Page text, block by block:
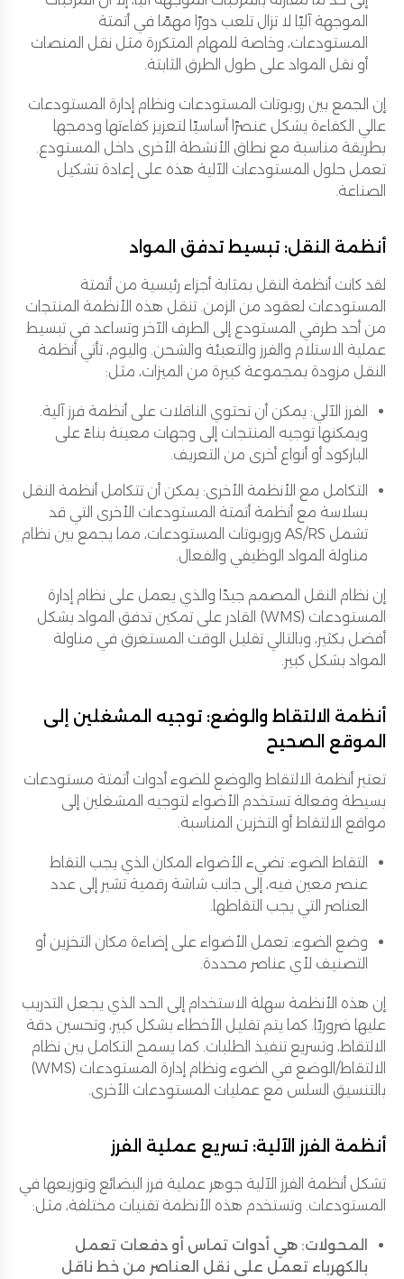
الموجهة آليًا لا تزال تلعب دورًا مهمًا في أتمتة
المستودعات، وخاصة للمهام المتكررة مثل نقل المنصات
أو نقل المواد على طول الطرق الثابتة.
إن الجمع بين روبوتات المستودعات ونظام إدارة المستودعات
عالي الكفاءة يشكل عنصرًا أساسيًا لتعزيز كفاءتها ودمجها
بطريقة مناسبة مع نطاق الأنشطة الأخرى داخل المستودع.
تعمل حلول المستودعات الآلية هذه على إعادة تشكيل
الصناعة.
أنظمة النقل: تبسيط تدفق المواد
لقد كانت أنظمة النقل بمثابة أجزاء رئيسية من أتمتة
المستودعات لعقود من الزمن. تنقل هذه الأنظمة المنتجات
من أحد طرفي المستودع إلى الطرف الآخر وتساعد في تبسيط
عملية الاستلام والفرز والتعبئة والشحن. واليوم، تأتي أنظمة
النقل مزودة بمجموعة كبيرة من الميزات، مثل:
الفرز الآلي: يمكن أن تحتوي الناقلات على أنظمة فرز آلية.
ويمكنها توجيه المنتجات إلى وجهات معينة بناءً على
الباركود أو أنواع أخرى من التعريف.
التكامل مع الأنظمة الأخرى: يمكن أن تتكامل أنظمة النقل
بسلاسة مع أنظمة أتمتة المستودعات الأخرى التي قد
تشمل AS/RS وروبوتات المستودعات، مما يجمع بين نظام
مناولة المواد الوظيفي والفعال.
إن نظام النقل المصمم جيدًا والذي يعمل على نظام إدارة
المستودعات (WMS) القادر على تمكين تدفق المواد بشكل
أفضل بكثير، وبالتالي تقليل الوقت المستغرق في مناولة
المواد بشكل كبير.
أنظمة الالتقاط والوضع: توجيه المشغلين إلى
الموقع الصحيح
تعتبر أنظمة الالتقاط والوضع للضوء أدوات أتمتة مستودعات
بسيطة وفعالة تستخدم الأضواء لتوجيه المشغلين إلى
مواقع الالتقاط أو التخزين المناسبة.
التقاط الضوء: تضيء الأضواء المكان الذي يجب التقاط
عنصر معين فيه، إلى جانب شاشة رقمية تشير إلى عدد
العناصر التي يجب التقاطها.
وضع الضوء: تعمل الأضواء على إضاءة مكان التخزين أو
التصنيف لأي عناصر محددة.
إن هذه الأنظمة سهلة الاستخدام إلى الحد الذي يجعل التدريب
عليها ضروريًا. كما يتم تقليل الأخطاء بشكل كبير، وتحسين دقة
الالتقاط، وتسريع تنفيذ الطلبات. كما يسمح التكامل بين نظام
الالتقاط/الوضع في الضوء ونظام إدارة المستودعات (WMS)
بالتنسيق السلس مع عمليات المستودعات الأخرى.
أنظمة الفرز الآلية: تسريع عملية الفرز
تشكل أنظمة الفرز الآلية جوهر عملية فرز البضائع وتوزيعها في
المستودعات. وتستخدم هذه الأنظمة تقنيات مختلفة، مثل:
المحولات: هي أدوات تماس أو دفعات تعمل
بالكهرباء تعمل على نقل العناصر من خط ناقل